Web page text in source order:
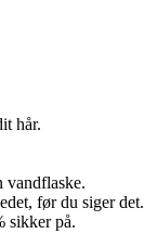
hår.
vandflaske.
før du siger det.
sikker på.